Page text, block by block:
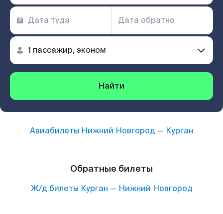
Найти
Авиабилеты Нижний Новгород — Курган
Обратные билеты
Ж/д билеты Курган — Нижний Новгород